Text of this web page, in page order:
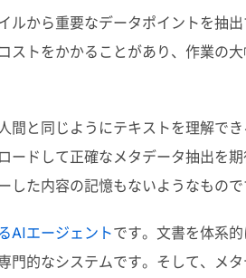
から重要なデータポイントを抽
コストをかかることがあり、作業の
と同じようにテキストを理解でき
ードして正確なメタデータ抽出を
た内容の記憶もないようなもので
AIエージェントです。文書を体系
的なシステムです。そして、メ